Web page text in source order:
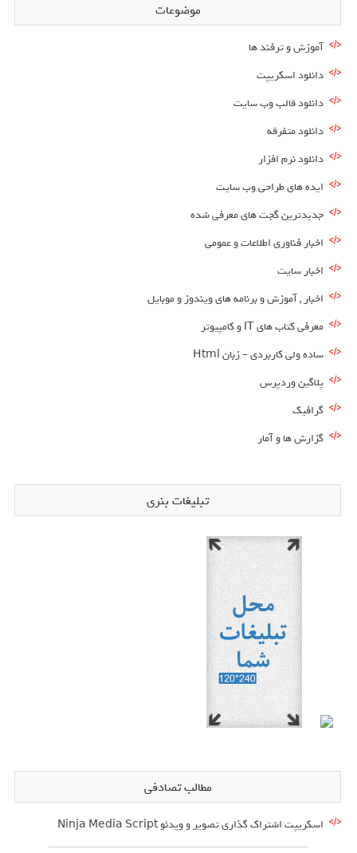
موضوعات
آموزش و ترفند ها
دانلود اسکریپت
دانلود قالب وب سایت
دانلود متفرقه
دانلود نرم افزار
ایده های طراحی وب سایت
جدیدترین گجت های معرفی شده
اخبار فناوری اطلاعات و عمومی
اخبار سایت
اخبار , آموزش و برنامه های ویندوز و موبایل
معرفی کتاب های IT و کامپیوتر
ساده ولی کاربردی – زبان Html
پلاگین وردپرس
گرافیک
گزارش ها و آمار
تبلیغات بنری
مطالب تصادفی
اسکریپت اشتراک گذاری تصویر و ویدئو Ninja Media Script